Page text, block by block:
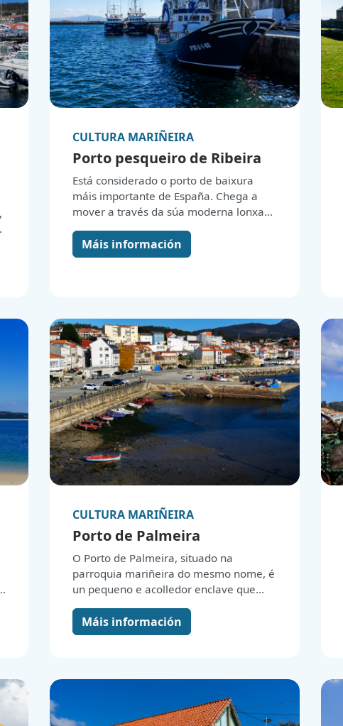
CULTURA MARIÑEIRA
Porto pesqueiro de Ribeira
Está considerado o porto de baixura
máis importante de España. Chega a
mover a través da súa moderna lonxa
ao ano. Ata o século XVII non tivo moito
peso na rexión, pero a finais do XVIII era
Máis información
CULTURA MARIÑEIRA
Porto de Palmeira
O Porto de Palmeira, situado na
parroquia mariñeira do mesmo nome, é
un pequeno e acolledor enclave que
A súa historia está marcada pola
actividade pesqueira e comercial,
dependencia do mar co auxe da pesca e
a instalación de industrias auxiliares en
terra. Entre elas, destaca o que se
Máis información